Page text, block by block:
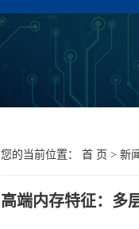
您的当前位置： 首 页 > 新
高端内存特征：多